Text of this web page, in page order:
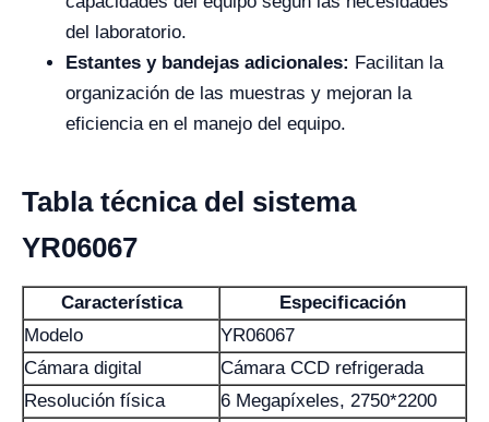
del laboratorio.
Estantes y bandejas adicionales: Facilitan la
organización de las muestras y mejoran la
eficiencia en el manejo del equipo.
Tabla técnica del sistema
YR06067
Característica
Especificación
Modelo
YR06067
Cámara digital
Cámara CCD refrigerada
Resolución física
6 Megapíxeles, 2750*2200